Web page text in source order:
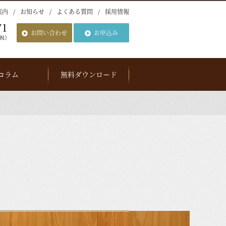
内 お知らせ よくある質問 採用情報
お問い合わせ お申込み
ラム 無料ダウンロード